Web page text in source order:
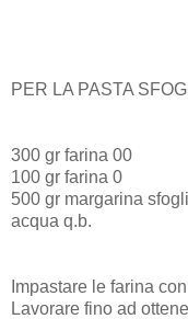
PER LA PASTA
300 gr farina 00
100 gr farina 0
500 gr margarina
acqua q.b.
Impastare le farina
Lavorare fino ad